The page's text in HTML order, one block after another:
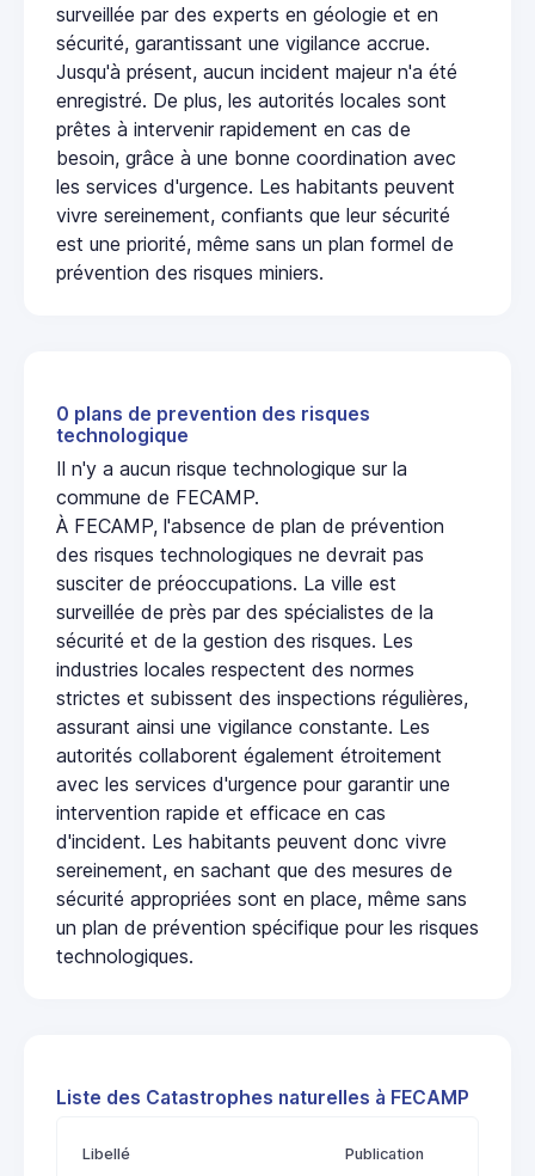
surveillée par des experts en géologie et en
sécurité, garantissant une vigilance accrue.
Jusqu'à présent, aucun incident majeur n'a été
enregistré. De plus, les autorités locales sont
prêtes à intervenir rapidement en cas de
besoin, grâce à une bonne coordination avec
les services d'urgence. Les habitants peuvent
vivre sereinement, confiants que leur sécurité
est une priorité, même sans un plan formel de
prévention des risques miniers.
0 plans de prevention des risques
technologique
Il n'y a aucun risque technologique sur la
commune de FECAMP.
À FECAMP, l'absence de plan de prévention
des risques technologiques ne devrait pas
susciter de préoccupations. La ville est
surveillée de près par des spécialistes de la
sécurité et de la gestion des risques. Les
industries locales respectent des normes
strictes et subissent des inspections régulières,
assurant ainsi une vigilance constante. Les
autorités collaborent également étroitement
avec les services d'urgence pour garantir une
intervention rapide et efficace en cas
d'incident. Les habitants peuvent donc vivre
sereinement, en sachant que des mesures de
sécurité appropriées sont en place, même sans
un plan de prévention spécifique pour les risques
technologiques.
Liste des Catastrophes naturelles à FECAMP
Libellé Publication